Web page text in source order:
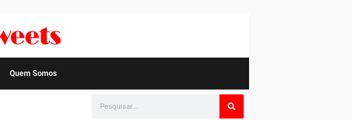
Quem Somos